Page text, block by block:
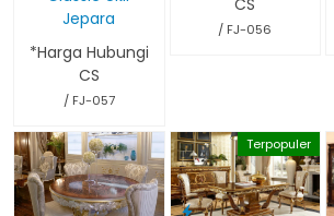
Jepara
*Harga Hubungi
CS
/ FJ-057
CS
/ FJ-056
Terpopuler